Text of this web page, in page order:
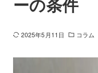
2025年5月11日 コラム